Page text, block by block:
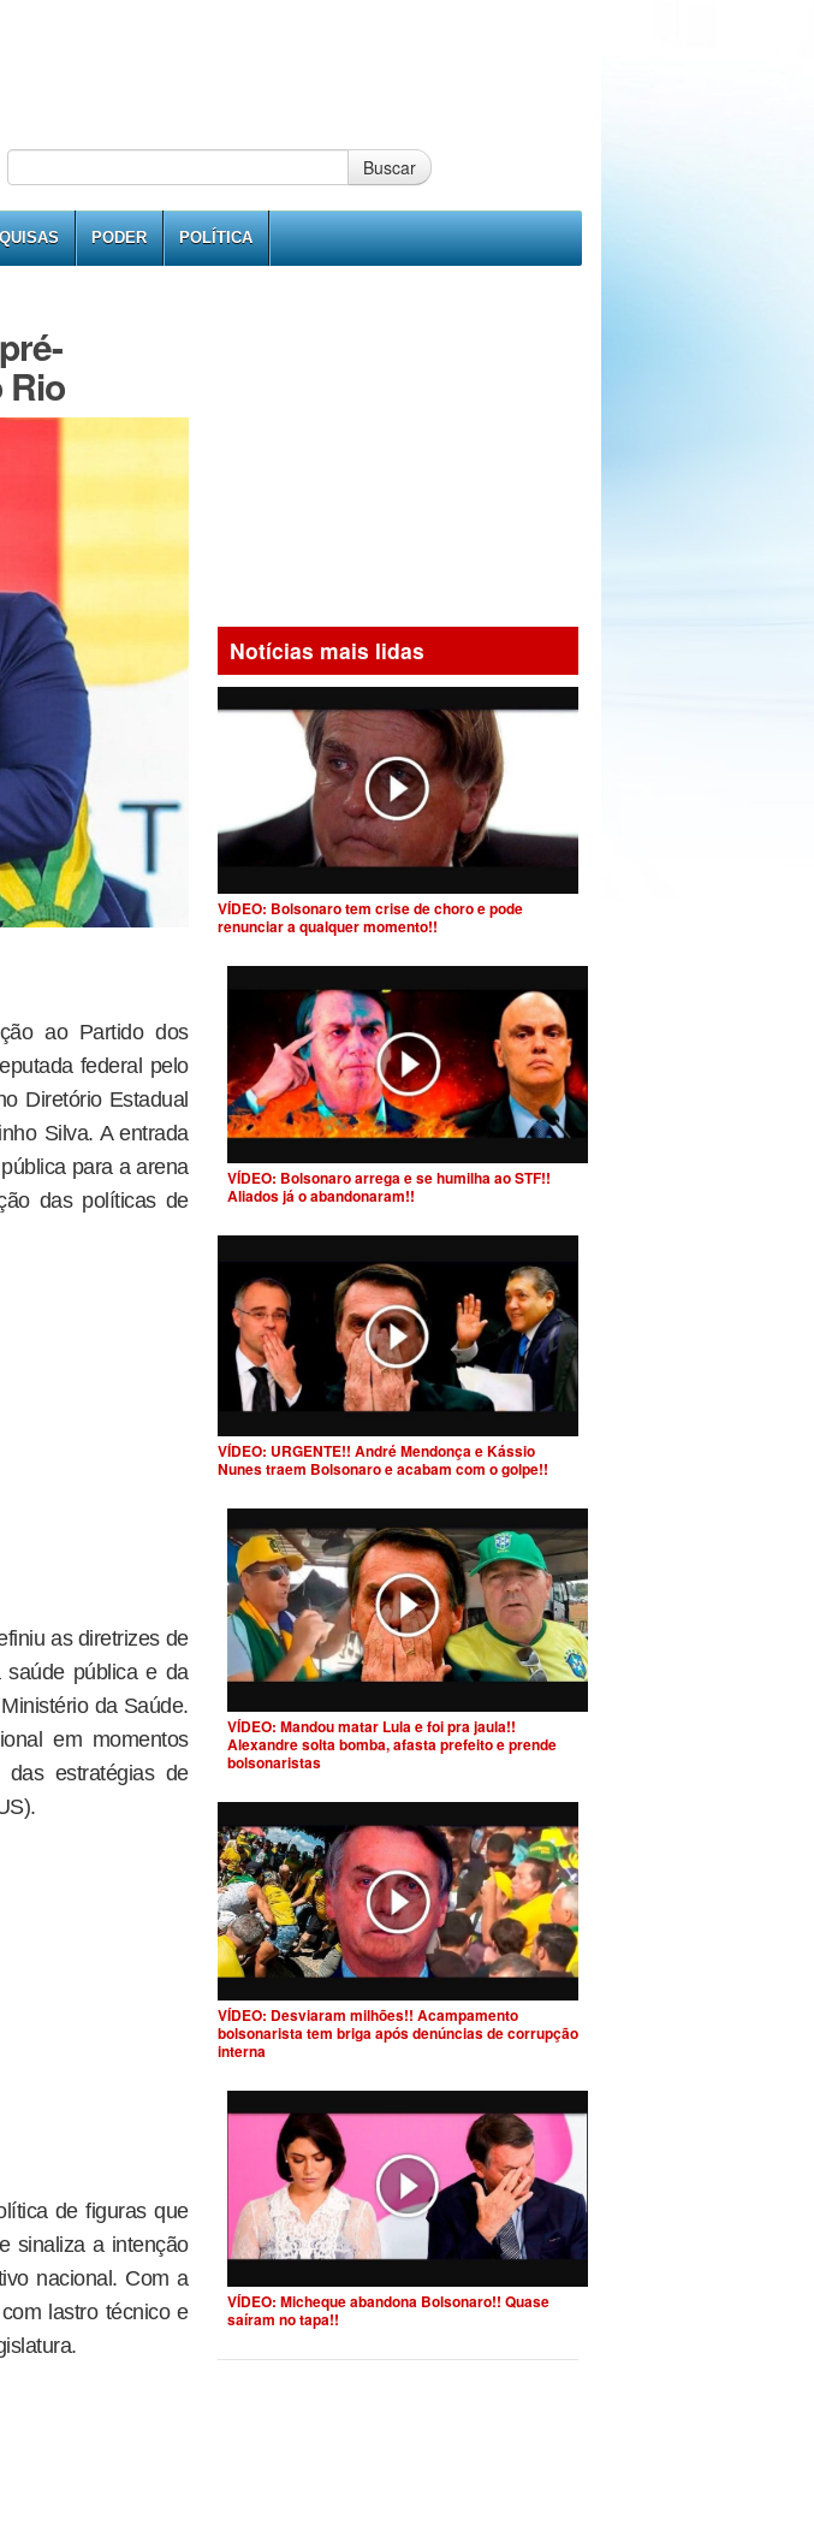
Buscar
PODER POLÍTICA
Rio
ao Partido dos
federal pelo
Diretório Estadual
Silva. A entrada
para a arena
das políticas de
as diretrizes de
pública e da
da Saúde.
em momentos
das estratégias de
de figuras que
sinaliza a intenção
nacional. Com a
lastro técnico e
Notícias mais lidas
VÍDEO: Bolsonaro tem crise de choro e pode
renunciar a qualquer momento!!
VÍDEO: Bolsonaro arrega e se humilha ao STF!!
Aliados já o abandonaram!!
VÍDEO: URGENTE!! André Mendonça e Kássio
Nunes traem Bolsonaro e acabam com o golpe!!
VÍDEO: Mandou matar Lula e foi pra jaula!!
Alexandre solta bomba, afasta prefeito e prende
bolsonaristas
VÍDEO: Desviaram milhões!! Acampamento
bolsonarista tem briga após denúncias de corrupção
interna
VÍDEO: Micheque abandona Bolsonaro!! Quase
saíram no tapa!!